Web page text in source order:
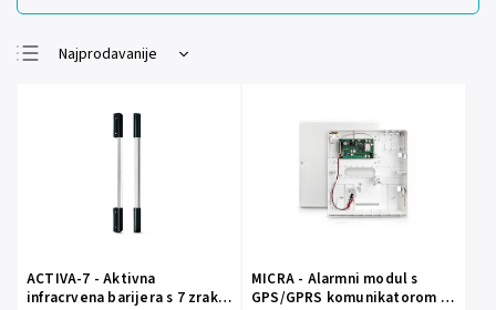
Najprodavanije
Najskuplje
ACTIVA-7 - Aktivna
infracrvena barijera s 7 zraka,
MICRA - Alarmni modul s
GPS/GPRS komunikatorom -